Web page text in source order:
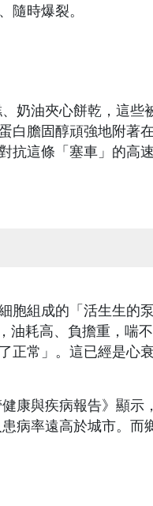
隨時爆裂。
、奶油夾心餅乾，這些
白膽固醇頑強地附著
抗這條「塞車」的高速
胞組成的「活生生的
耗高、負擔重，喘不
正常」。這已經是心
康與疾病報告》顯示
病率遠高於城市。而